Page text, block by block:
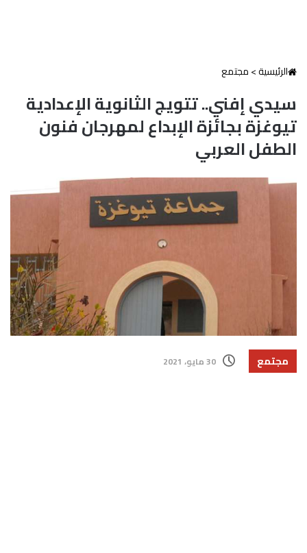
الرئيسية>مجتمع
سيدي إفني.. تتويج الثانوية الإعدادية
تيوغزة بجائزة الإبداع لمهرجان فنون
الطفل العربي
مجتمع 30 مايو، 2021